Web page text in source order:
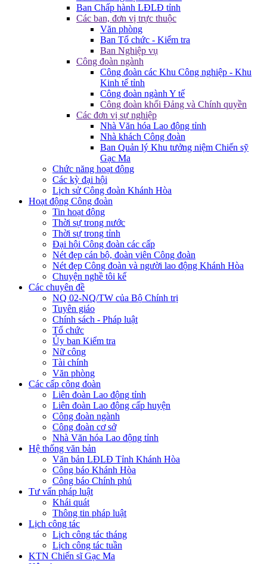
Ban Chấp hành LĐLĐ tỉnh
Các ban, đơn vị trực thuộc
Văn phòng
Ban Tổ chức - Kiểm tra
Ban Nghiệp vụ
Công đoàn ngành
Công đoàn các Khu Công nghiệp - Khu
Kinh tế tỉnh
Công đoàn ngành Y tế
Công đoàn khối Đảng và Chính quyền
Các đơn vị sự nghiệp
Nhà Văn hóa Lao động tỉnh
Nhà khách Công đoàn
Ban Quản lý Khu tưởng niệm Chiến sỹ
Gạc Ma
Chức năng hoạt động
Các kỳ đại hội
Lịch sử Công đoàn Khánh Hòa
Hoạt động Công đoàn
Tin hoạt động
Thời sự trong nước
Thời sự trong tỉnh
Đại hội Công đoàn các cấp
Nét đẹp cán bộ, đoàn viên Công đoàn
Nét đẹp Công đoàn và người lao động Khánh Hòa
Chuyện nghề tôi kể
Các chuyên đề
NQ 02-NQ/TW của Bộ Chính trị
Tuyên giáo
Chính sách - Pháp luật
Tổ chức
Ủy ban Kiểm tra
Nữ công
Tài chính
Văn phòng
Các cấp công đoàn
Liên đoàn Lao động tỉnh
Liên đoàn Lao động cấp huyện
Công đoàn ngành
Công đoàn cơ sở
Nhà Văn hóa Lao động tỉnh
Hệ thống văn bản
Văn bản LĐLĐ Tỉnh Khánh Hòa
Công báo Khánh Hòa
Công báo Chính phủ
Tư vấn pháp luật
Khái quát
Thông tin pháp luật
Lịch công tác
Lịch công tác tháng
Lịch công tác tuần
KTN Chiến sĩ Gạc Ma